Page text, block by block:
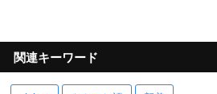
関連キーワード